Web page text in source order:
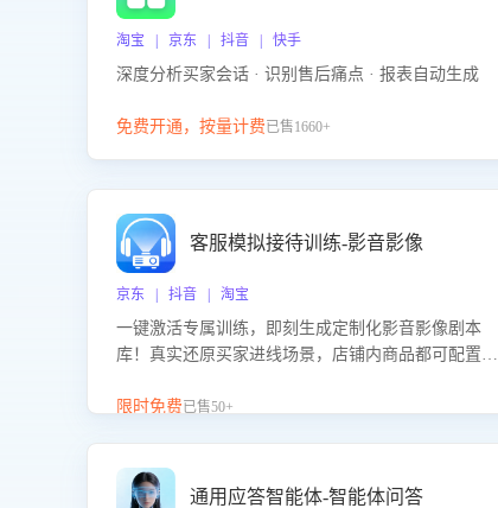
淘宝 | 京东 | 抖音 | 快手
深度分析买家会话 · 识别售后痛点 · 报表自动生成
免费开通，按量计费已售1660+
客服模拟接待训练-影音影像
京东 | 抖音 | 淘宝
一键激活专属训练，即刻生成定制化影音影像剧本
库！真实还原买家进线场景，店铺内商品都可配置到
升客服售前转化率。点击 “立即开通”，快速获取影音
限时免费已售50+
通用应答智能体-智能体问答